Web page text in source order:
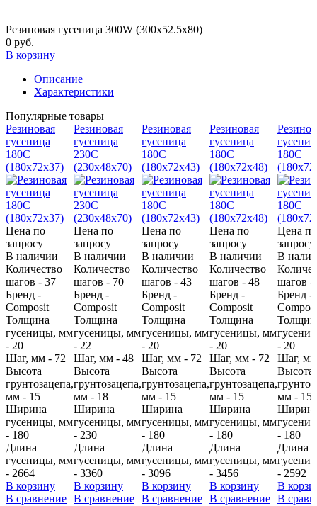
Резиновая гусеница 300W (300х52.5х80)
0 руб.
В корзину
Описание
Характеристики
Популярные товары
Резиновая
гусеница
180С
(180х72х37)
Цена по
запросу
В наличии
Количество
шагов - 37
Бренд -
Composit
Толщина
гусеницы, мм
- 20
Шаг, мм - 72
Высота
грунтозацепа,
мм - 15
Ширина
гусеницы, мм
- 180
Длина
гусеницы, мм
- 2664
В корзину
В сравнение
Резиновая
гусеница
230C
(230х48х70)
Цена по
запросу
В наличии
Количество
шагов - 70
Бренд -
Composit
Толщина
гусеницы, мм
- 22
Шаг, мм - 48
Высота
грунтозацепа,
мм - 18
Ширина
гусеницы, мм
- 230
Длина
гусеницы, мм
- 3360
В корзину
В сравнение
Резиновая
гусеница
180С
(180х72х43)
Цена по
запросу
В наличии
Количество
шагов - 43
Бренд -
Composit
Толщина
гусеницы, мм
- 20
Шаг, мм - 72
Высота
грунтозацепа,
мм - 15
Ширина
гусеницы, мм
- 180
Длина
гусеницы, мм
- 3096
В корзину
В сравнение
Резиновая
гусеница
180С
(180х72х48)
Цена по
запросу
В наличии
Количество
шагов - 48
Бренд -
Composit
Толщина
гусеницы, мм
- 20
Шаг, мм - 72
Высота
грунтозацепа,
мм - 15
Ширина
гусеницы, мм
- 180
Длина
гусеницы, мм
- 3456
В корзину
В сравнение
180С
Цена по
запросу
В
шагов -
Бренд -
- 20
Шаг,
Высота
мм - 15
- 180
Длина
- 2592
В
В